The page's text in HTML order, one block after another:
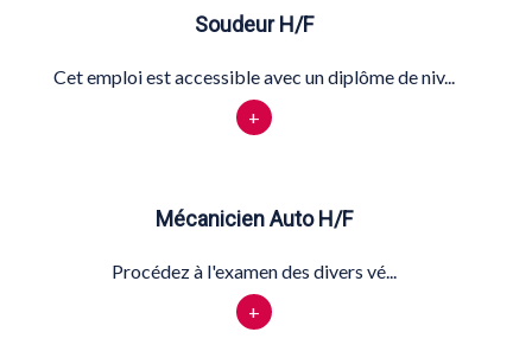
Soudeur H/F
Cet emploi est accessible avec un diplôme de niv...
+
Mécanicien Auto H/F
Procédez à l'examen des divers vé...
+